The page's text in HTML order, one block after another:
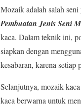
Mozaik adalah salah
Pembuatan Jenis Seni
kaca. Dalam teknik ini,
siapkan dengan
kesabaran, karena
Selanjutnya, mozaik
kaca berwarna untuk